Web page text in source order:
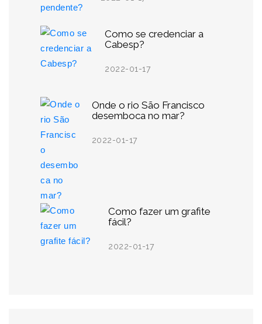
Como se credenciar a
Cabesp?
2022-01-17
Onde o rio São Francisco
desemboca no mar?
2022-01-17
Como fazer um grafite
fácil?
2022-01-17